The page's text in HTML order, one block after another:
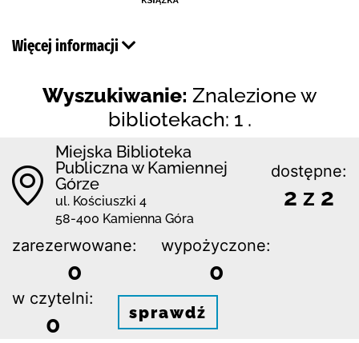
Więcej informacji
Wyszukiwanie: Znalezione w
bibliotekach: 1 .
Miejska Biblioteka
Publiczna w Kamiennej
Górze
ul. Kościuszki 4
58-400 Kamienna Góra
dostępne:
2 z 2
zarezerwowane:
0
wypożyczone:
0
w czytelni:
0 sprawdź